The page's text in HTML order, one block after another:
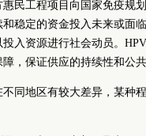
民工程项目向国家免疫规
稳定的资金投入未来或面
入资源进行社会动员。
，保证供应的持续性和公共
同地区有较大差异，某种